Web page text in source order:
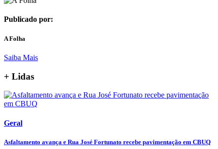
Publicado por:
A Folha
Saiba Mais
+ Lidas
Geral
Asfaltamento avança e Rua José Fortunato recebe pavimentação em CBUQ